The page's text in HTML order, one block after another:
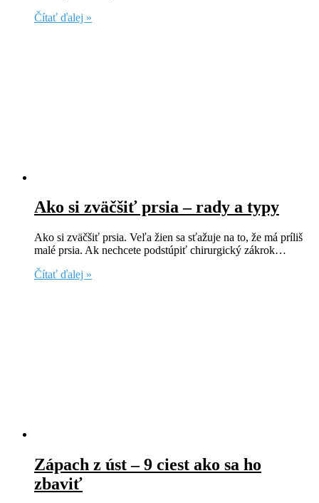
Čítať ďalej »
Ako si zväčšiť prsia – rady a typy
Ako si zväčšiť prsia. Veľa žien sa sťažuje na to, že má príliš
malé prsia. Ak nechcete podstúpiť chirurgický zákrok…
Čítať ďalej »
Zápach z úst – 9 ciest ako sa ho
zbaviť